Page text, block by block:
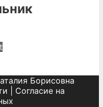
Борисовна
Согласие на